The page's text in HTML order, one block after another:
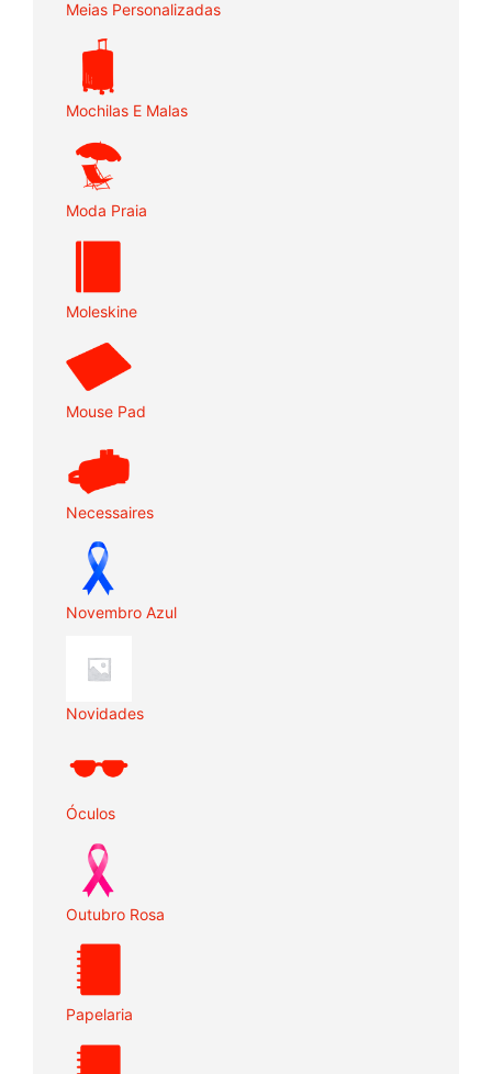
Meias Personalizadas
Mochilas E Malas
Moda Praia
Moleskine
Mouse Pad
Necessaires
Novembro Azul
Novidades
Óculos
Outubro Rosa
Papelaria